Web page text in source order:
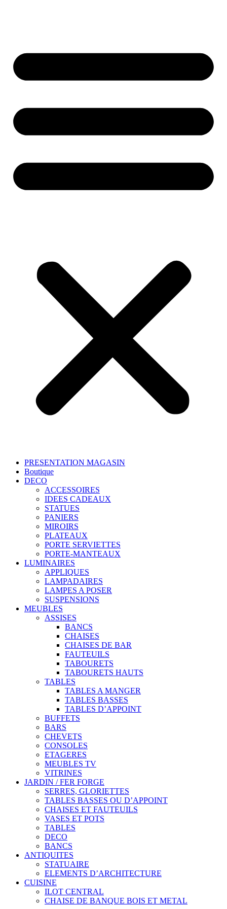
PRESENTATION MAGASIN
Boutique
DECO
ACCESSOIRES
IDEES CADEAUX
STATUES
PANIERS
MIROIRS
PLATEAUX
PORTE SERVIETTES
PORTE-MANTEAUX
LUMINAIRES
APPLIQUES
LAMPADAIRES
LAMPES A POSER
SUSPENSIONS
MEUBLES
ASSISES
BANCS
CHAISES
CHAISES DE BAR
FAUTEUILS
TABOURETS
TABOURETS HAUTS
TABLES
TABLES A MANGER
TABLES BASSES
TABLES D’APPOINT
BUFFETS
BARS
CHEVETS
CONSOLES
ETAGERES
MEUBLES TV
VITRINES
JARDIN / FER FORGE
SERRES, GLORIETTES
TABLES BASSES OU D’APPOINT
CHAISES ET FAUTEUILS
VASES ET POTS
TABLES
DECO
BANCS
ANTIQUITES
STATUAIRE
ELEMENTS D’ARCHITECTURE
CUISINE
ILOT CENTRAL
CHAISE DE BANQUE BOIS ET METAL